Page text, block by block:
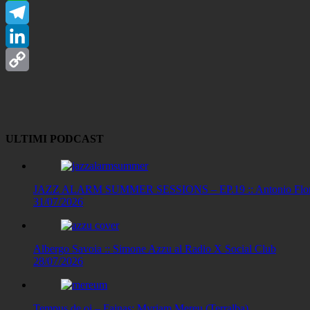
WhatsApp
Telegram
LinkedIn
ULTIMI PODCAST
JAZZ ALARM SUMMER SESSIONS – EP.19 :: Antonio
31/07/2026
Albergo Savoia :: Simone Azzu al Radio X Social Club
28/07/2026